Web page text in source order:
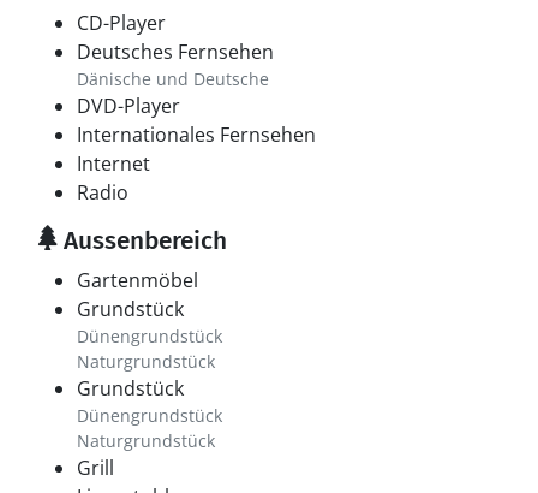
CD-Player
Deutsches Fernsehen
Dänische und Deutsche
DVD-Player
Internationales Fernsehen
Internet
Radio
Aussenbereich
Gartenmöbel
Grundstück
Dünengrundstück
Naturgrundstück
Grundstück
Dünengrundstück
Naturgrundstück
Grill